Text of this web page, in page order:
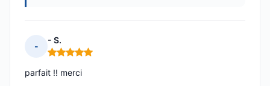
-
- S.
Note : 5 sur 5
parfait !! merci